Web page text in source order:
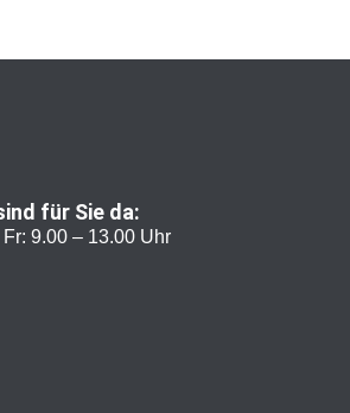
für Sie da:
Fr: 9.00 – 13.00 Uhr